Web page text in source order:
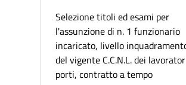
Selezione titoli ed esami per
l'assunzione di n. 1 funzionario
incaricato, livello
del vigente C.C.N.L. dei
porti, contratto a tempo